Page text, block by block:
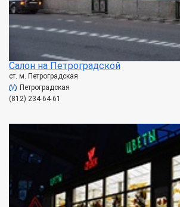
Салон на Петроградской
ст. м. Петроградская
Петроградская
(812) 234-64-61